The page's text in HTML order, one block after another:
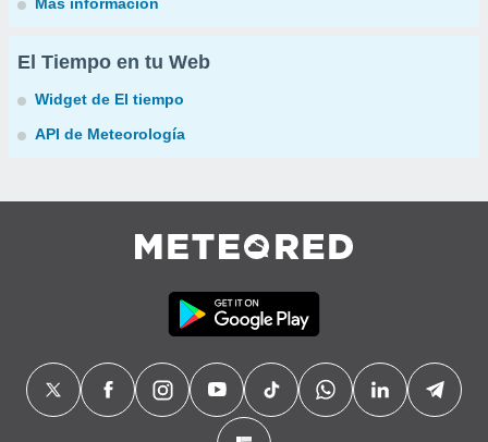
El Tiempo en tu Web
Widget de El tiempo
API de Meteorología